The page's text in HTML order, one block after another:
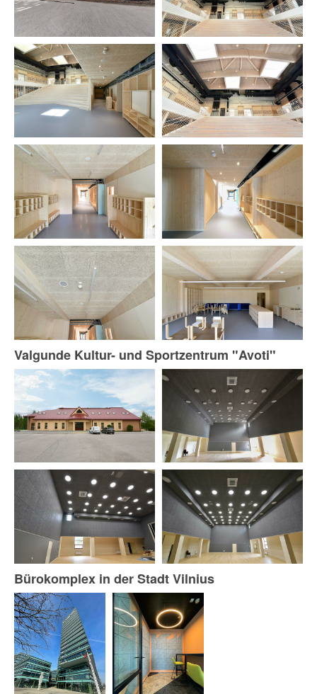
Valgunde Kultur- und Sportzentrum "Avoti"
Bürokomplex in der Stadt Vilnius